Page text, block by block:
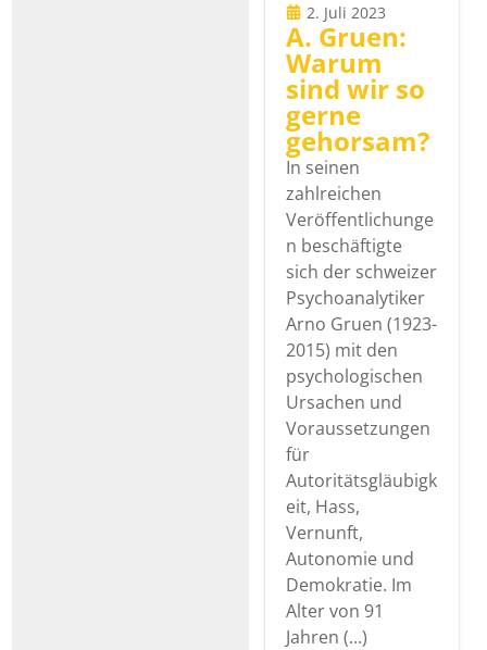
2. Juli 2023
A. Gruen:
Warum
sind wir so
gerne
gehorsam?
In seinen
zahlreichen
Veröffentlichunge
n beschäftigte
sich der schweizer
Psychoanalytiker
Arno Gruen (1923-
2015) mit den
psychologischen
Ursachen und
Voraussetzungen
für
Autoritätsgläubigk
eit, Hass,
Vernunft,
Autonomie und
Demokratie. Im
Alter von 91
Jahren (...)